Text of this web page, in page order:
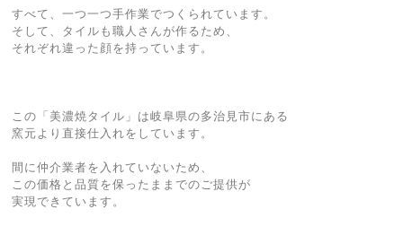
すべて、一つ一つ手作業でつくられています。
そして、タイルも職人さんが作るため、
それぞれ違った顔を持っています。
この「美濃焼タイル」は岐阜県の多治見市にある
窯元より直接仕入れをしています。
間に仲介業者を入れていないため、
この価格と品質を保ったままでのご提供が
実現できています。